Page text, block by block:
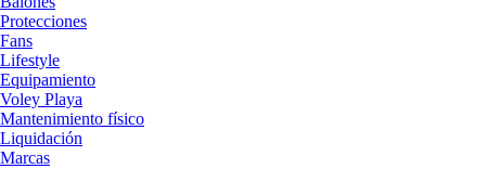
Protecciones
Fans
Lifestyle
Equipamiento
Voley Playa
Mantenimiento físico
Liquidación
Marcas